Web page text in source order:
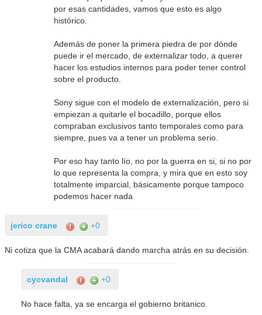
por esas cantidades, vamos que esto es algo
histórico.
Además de poner la primera piedra de por dónde
puede ir el mercado, de externalizar todo, a querer
hacer los estudios internos para poder tener control
sobre el producto.
Sony sigue con el modelo de externalización, pero si
empiezan a quitarle el bocadillo, porque ellos
compraban exclusivos tanto temporales como para
siempre, pues va a tener un problema serio.
Por eso hay tanto lío, no por la guerra en si, si no por
lo que representa la compra, y mira que en esto soy
totalmente imparcial, básicamente porque tampoco
podemos hacer nada
jerico crane +0
Ni cotiza que la CMA acabará dando marcha atrás en su decisión.
cycvandal +0
No hace falta, ya se encarga el gobierno britanico.